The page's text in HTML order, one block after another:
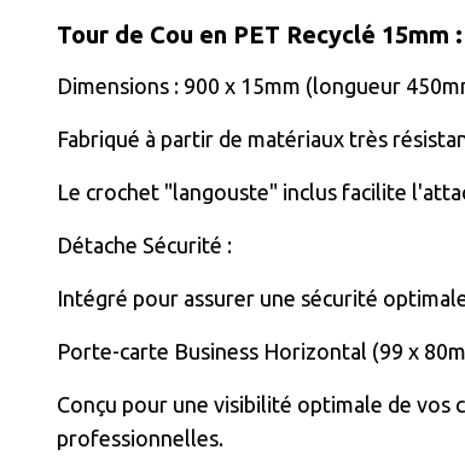
Tour de Cou en PET Recyclé 15mm :
Dimensions : 900 x 15mm (longueur
Fabriqué à partir de matériaux très
Le crochet "langouste" inclus facilite
Détache Sécurité :
Intégré pour assurer une sécurité
Porte-carte Business Horizontal (99 x
Conçu pour une visibilité optimale de
professionnelles.